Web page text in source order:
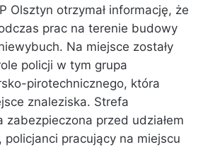
Olsztyn otrzymał informację, że
prac na terenie budowy
Na miejsce zostały
policji w tym grupa
pirotechnicznego, która
znaleziska. Strefa
zabezpieczona przed udziałem
policjanci pracujący na miejscu